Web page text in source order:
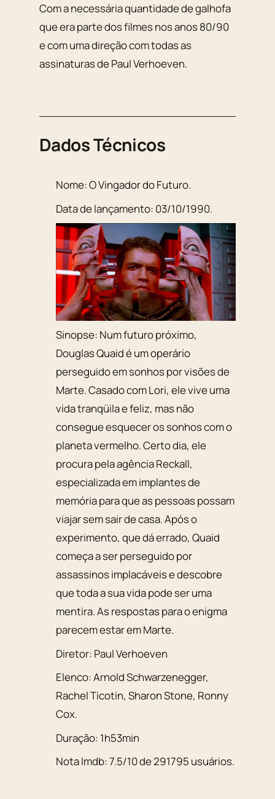
Com a necessária quantidade de galhofa
que era parte dos filmes nos anos 80/90
e com uma direção com todas as
assinaturas de Paul Verhoeven.
Dados Técnicos
Nome:O Vingador do Futuro.
Data de lançamento: 03/10/1990.
Sinopse: Num futuro próximo,
Douglas Quaid é um operário
perseguido em sonhos por visões de
Marte. Casado com Lori, ele vive uma
vida tranqüila e feliz, mas não
consegue esquecer os sonhos com o
planeta vermelho. Certo dia, ele
procura pela agência Reckall,
especializada em implantes de
memória para que as pessoas possam
viajar sem sair de casa. Após o
experimento, que dá errado, Quaid
começa a ser perseguido por
assassinos implacáveis e descobre
que toda a sua vida pode ser uma
mentira. As respostas para o enigma
parecem estar em Marte.
Diretor: Paul Verhoeven
Elenco:Arnold Schwarzenegger,
Rachel Ticotin,Sharon Stone, Ronny
Cox.
Duração: 1h53min
Nota Imdb:7.5/10de291795 usuários.